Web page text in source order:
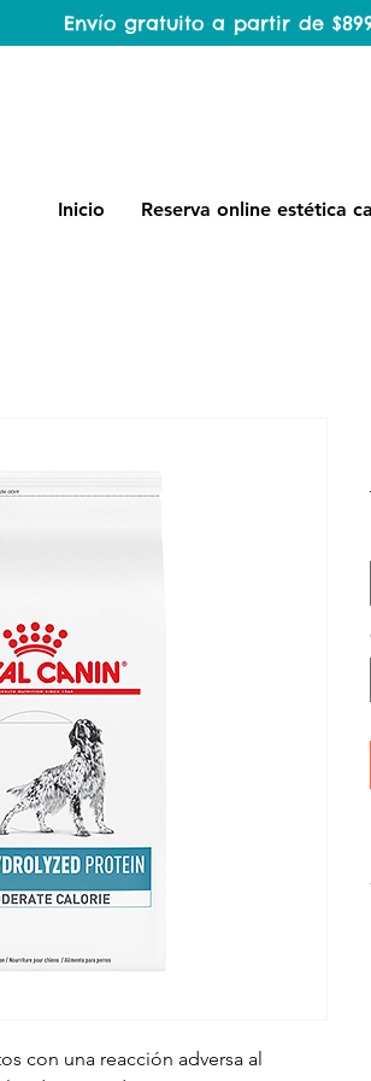
Envío gratuito a partir de $899
Inicio Reserva online estética
con una reacción adversa al